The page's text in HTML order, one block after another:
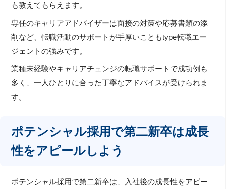
も教えてもらえます。
専任のキャリアアドバイザーは面接の対策や応募書類の添
削など、転職活動のサポートが手厚いこともtype転職エー
ジェントの強みです。
業種未経験やキャリアチェンジの転職サポートで成功例も
多く、一人ひとりに合った丁寧なアドバイスが受けられま
す。
ポテンシャル採用で第二新卒は成長
性をアピールしよう
ポテンシャル採用で第二新卒は、入社後の成長性をアピー